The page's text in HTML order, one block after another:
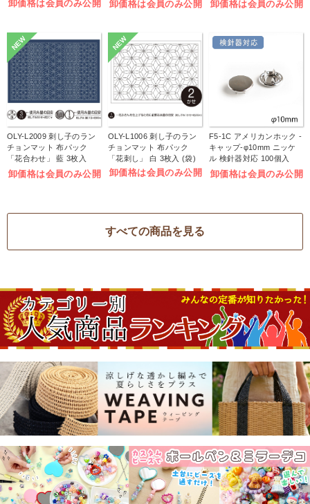
卸価格は会員のみ公開 卸価格は会員のみ公開 卸価格は会員のみ公開
NEW
OLY-L2009 刺し子のラン
チョンマット 布パック
「花合わせ」 藍 3枚入
(袋)
卸価格は会員のみ公開
NEW
OLY-L1006 刺し子のラン
チョンマット 布パック
「花刺し」 白 3枚入 (袋)
卸価格は会員のみ公開
F5-1C アメリカンホック -
キャップ-φ10mm ニッケ
ル 検針器対応 100個入
(袋)
卸価格は会員のみ公開
すべての商品を見る